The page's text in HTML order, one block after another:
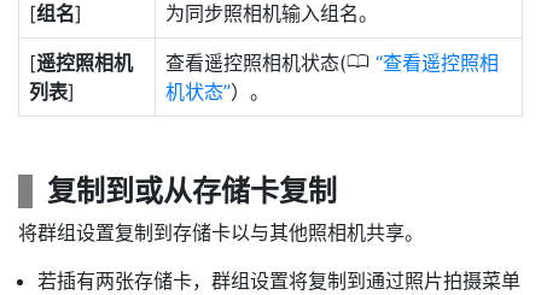
[组名] 为同步照相机输入组名。
[遥控照相机
列表]
查看遥控照相机状态(0 查看遥控照相
机状态 ）。
复制到或从存储卡复制
将群组设置复制到存储卡以与其他照相机共享。
若插有两张存储卡，群组设置将复制到通过照片拍摄菜单